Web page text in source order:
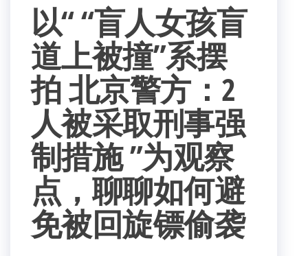
以“ “盲人女孩盲
道上被撞”系摆
拍 北京警方：2
人被采取刑事强
制措施 ”为观察
点，聊聊如何避
免被回旋镖偷袭